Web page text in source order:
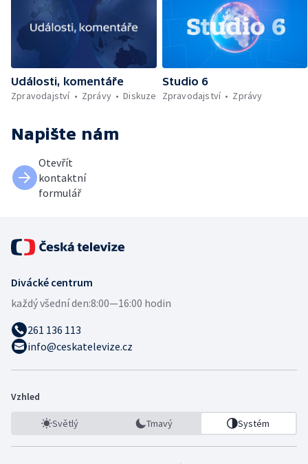
Události, komentáře
Zpravodajství
Zprávy Diskuze
Studio 6
Zpravodajství
Zprávy
Napište nám
Otevřít
kontaktní
formulář
Divácké centrum
každý všední den:8:00—16:00 hodin
261 136 113
info@ceskatelevize.cz
Vzhled
Světlý Tmavý Systém